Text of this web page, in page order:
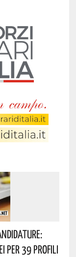
Per 39 Profili